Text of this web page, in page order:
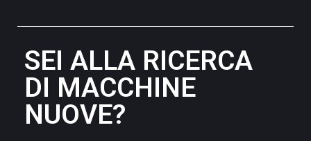
SEI ALLA RICERCA
DI MACCHINE
NUOVE?